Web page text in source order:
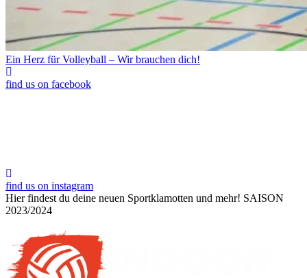
Ein Herz für Volleyball – Wir brauchen dich!
find us on facebook
find us on instagram
Hier findest du deine neuen Sportklamotten und mehr! SAISON
2023/2024